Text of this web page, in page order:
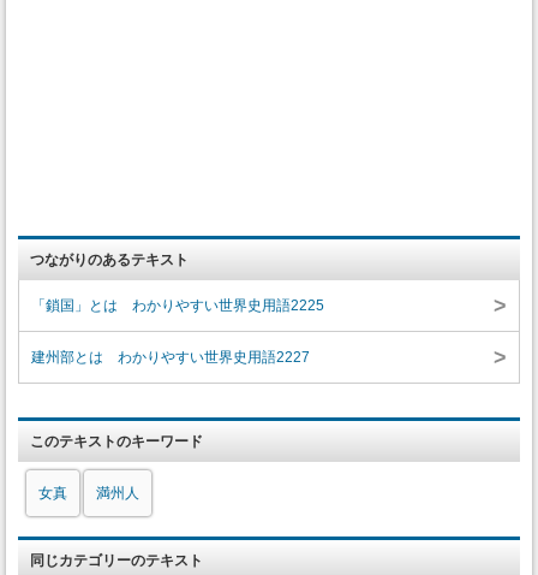
つながりのあるテキスト
「鎖国」とは わかりやすい世界史用語2225 >
建州部とは わかりやすい世界史用語2227 >
このテキストのキーワード
女真 満州人
同じカテゴリーのテキスト